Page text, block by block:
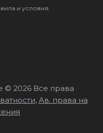
и условия
© 2026 Все права
, Ав. права на